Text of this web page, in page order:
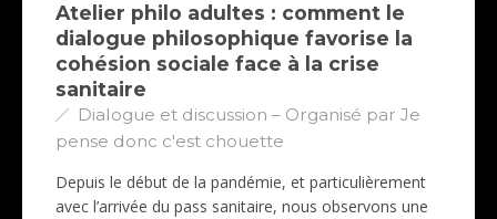
Atelier philo adultes : comment le
dialogue philosophique favorise la
cohésion sociale face à la crise
sanitaire
Dialogue et discussion – Organisé par Je
pense donc c'est chouette
Depuis le début de la pandémie, et particulièrement
avec l’arrivée du pass sanitaire, nous observons une